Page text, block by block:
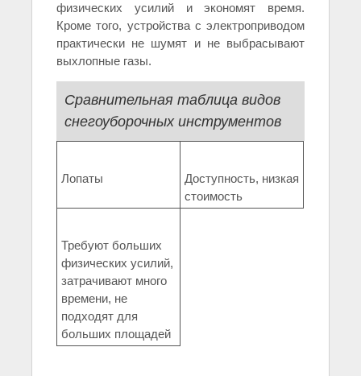
физических усилий и экономят время.
Кроме того, устройства с электроприводом
практически не шумят и не выбрасывают
выхлопные газы.
Сравнительная таблица видов
снегоуборочных инструментов
Лопаты
Доступность, низкая
стоимость
Требуют больших
физических усилий,
затрачивают много
времени, не
подходят для
больших площадей